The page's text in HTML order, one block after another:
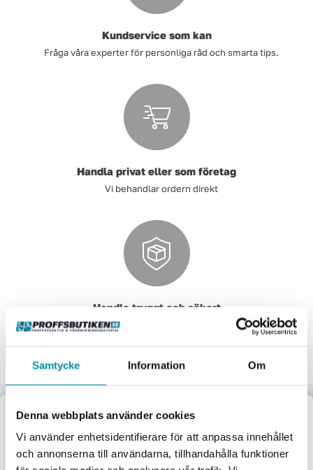
Samtycke Information Om
Denna webbplats använder cookies
Vi använder enhetsidentifierare för att anpassa innehållet
och annonserna till användarna, tillhandahålla funktioner
Kundservice som kan
Fråga våra experter för personliga råd och smarta tips.
Handla privat eller som företag
Vi behandlar ordern direkt
Handla tryggt och säkert
Säkra och pålitliga betalsystem.
Upptäck våra kategorier
Här nedan hittar några av våra populäraste kategorier.
Välkommen till
Proffsbutiken